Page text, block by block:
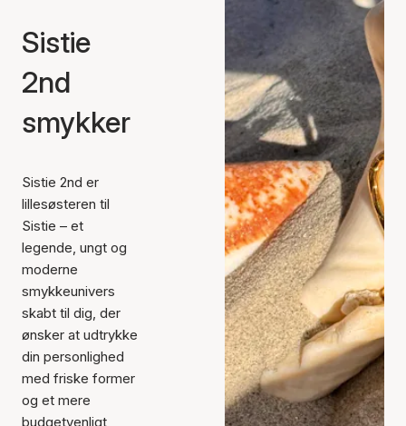
Sistie
2nd
smykker
Sistie 2nd er
lillesøsteren til
Sistie – et
legende, ungt og
moderne
smykkeunivers
skabt til dig, der
ønsker at udtrykke
din personlighed
med friske former
og et mere
budgetvenligt